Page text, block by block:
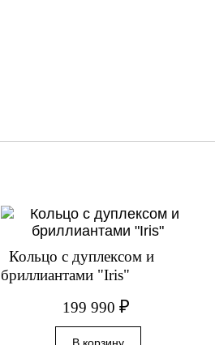
Кольцо с дуплексом и
бриллиантами "Iris"
199 990 ₽